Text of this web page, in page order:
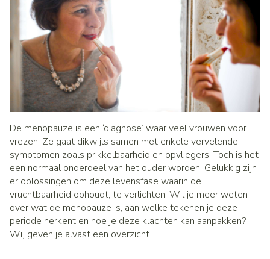
De menopauze is een ‘diagnose’ waar veel vrouwen voor
vrezen. Ze gaat dikwijls samen met enkele vervelende
symptomen zoals prikkelbaarheid en opvliegers. Toch is het
een normaal onderdeel van het ouder worden. Gelukkig zijn
er oplossingen om deze levensfase waarin de
vruchtbaarheid ophoudt, te verlichten. Wil je meer weten
over wat de menopauze is, aan welke tekenen je deze
periode herkent en hoe je deze klachten kan aanpakken?
Wij geven je alvast een overzicht.